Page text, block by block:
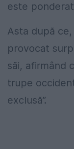
este
Asta după
provocat
săi, afirmând
trupe
exclusă”.